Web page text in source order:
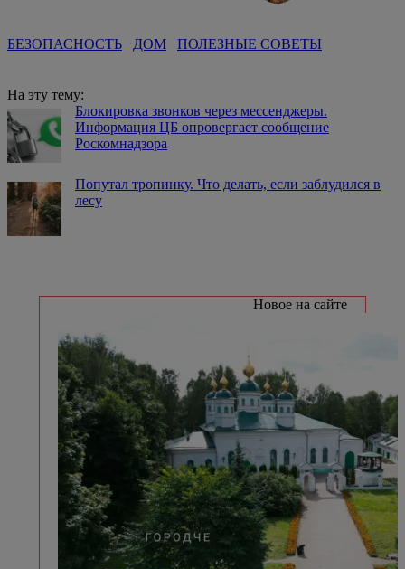
БЕЗОПАСНОСТЬ ДОМ ПОЛЕЗНЫЕ СОВЕТЫ
На эту тему:
Блокировка звонков через мессенджеры.
Информация ЦБ опровергает сообщение
Роскомнадзора
Попутал тропинку. Что делать, если заблудился в
лесу
Новое на сайте